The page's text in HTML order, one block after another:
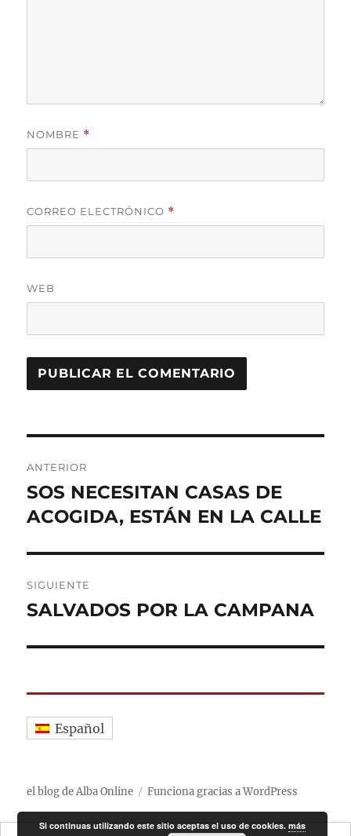
NOMBRE *
CORREO ELECTRÓNICO *
WEB
de
entradas
ANTERIOR
Entrada
anterior:
SOS NECESITAN CASAS DE
ACOGIDA, ESTÁN EN LA CALLE
SIGUIENTE
Entrada
SALVADOS POR LA CAMPANA
Español
el blog de Alba Online Funciona gracias a WordPress
Si continuas utilizando este sitio aceptas el uso de cookies.más